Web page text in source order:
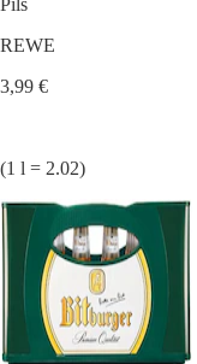
REWE
3,99 €
(1 l = 2.02)